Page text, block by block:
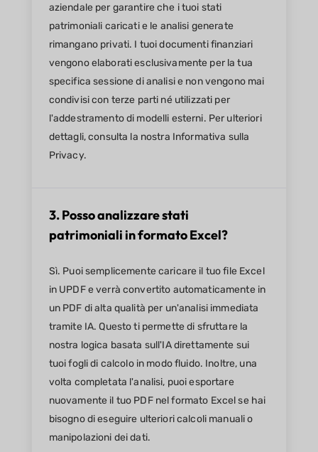
aziendale per garantire che i tuoi stati
patrimoniali caricati e le analisi generate
rimangano privati. I tuoi documenti finanziari
vengono elaborati esclusivamente per la tua
specifica sessione di analisi e non vengono mai
condivisi con terze parti né utilizzati per
l'addestramento di modelli esterni. Per ulteriori
dettagli, consulta la nostra Informativa sulla
Privacy.
3. Posso analizzare stati
patrimoniali in formato Excel?
Sì. Puoi semplicemente caricare il tuo file Excel
in UPDF e verrà convertito automaticamente in
un PDF di alta qualità per un'analisi immediata
tramite IA. Questo ti permette di sfruttare la
nostra logica basata sull'IA direttamente sui
tuoi fogli di calcolo in modo fluido. Inoltre, una
volta completata l'analisi, puoi esportare
nuovamente il tuo PDF nel formato Excel se hai
bisogno di eseguire ulteriori calcoli manuali o
manipolazioni dei dati.